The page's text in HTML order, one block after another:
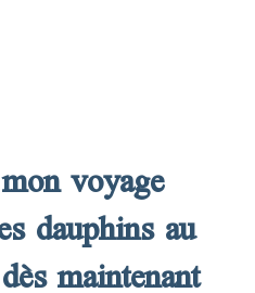
voyage
dauphins au